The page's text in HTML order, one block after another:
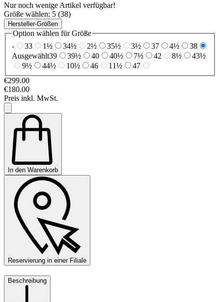
Nur noch wenige Artikel verfügbar!
Größe wählen: 5 (38)
Hersteller-Größen
Option wählen für Größe
-
33 1½ 34½ 2½ 35½ 3½ 37 4½
38
Ausgewählt39 39½ 40 40½ 7½ 42 8½
43½
9½
44½ 10½ 46 11½
47
€299.00
€180.00
Preis inkl. MwSt.
In den Warenkorb
Reservierung in einer Filiale
Beschreibung